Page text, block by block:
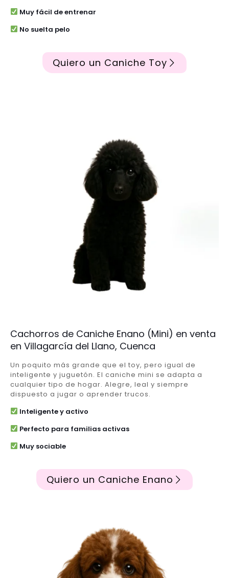
Muy fácil de entrenar
No suelta pelo
Quiero un Caniche Toy
Cachorros de Caniche Enano (Mini) en venta
en Villagarcía del Llano, Cuenca
Un poquito más grande que el toy, pero igual de
inteligente y juguetón. El caniche mini se adapta a
cualquier tipo de hogar. Alegre, leal y siempre
dispuesto a jugar o aprender trucos.
Inteligente y activo
Perfecto para familias activas
Muy sociable
Quiero un Caniche Enano